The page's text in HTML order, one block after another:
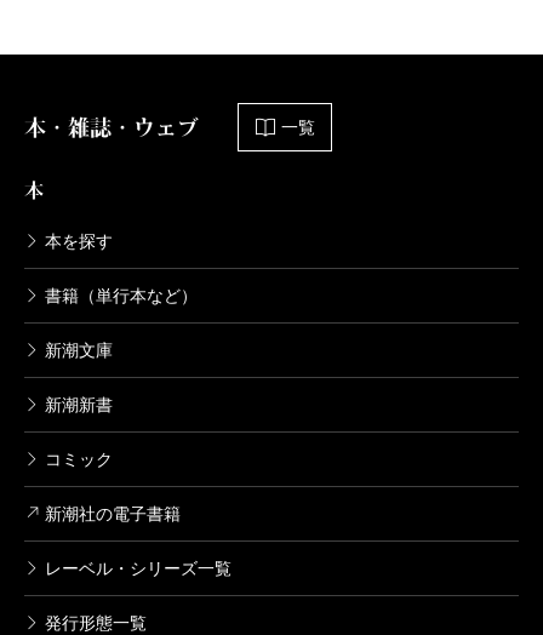
本・雑誌・ウェブ 一覧
本
本を探す
書籍（単行本など）
新潮文庫
新潮新書
コミック
新潮社の電子書籍
レーベル・シリーズ一覧
発行形態一覧